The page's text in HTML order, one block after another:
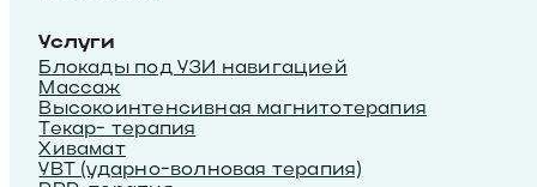
Услуги
Блокады под УЗИ навигацией
Массаж
Высокоинтенсивная магнитотерапия
Текар- терапия
Хивамат
УВТ (ударно-волновая терапия)